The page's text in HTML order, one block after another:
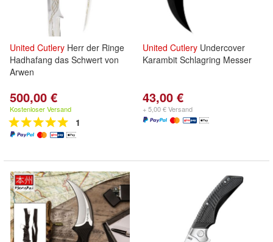
United Cutlery Herr der Ringe
Hadhafang das Schwert von
Arwen
500,00 €
Kostenloser Versand
1
United Cutlery Undercover
Karambit Schlagring Messer
43,00 €
+ 5,00 € Versand